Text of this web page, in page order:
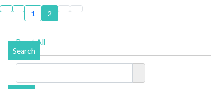
1 2
Reset All
Search